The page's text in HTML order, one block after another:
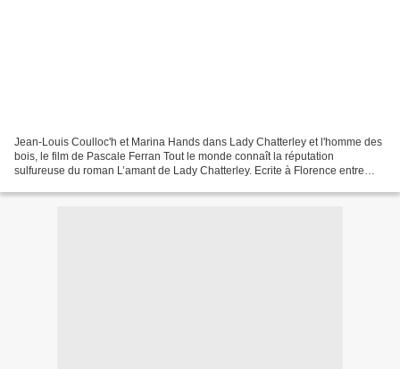
Jean-Louis Coulloc'h et Marina Hands dans Lady Chatterley et l'homme des
bois, le film de Pascale Ferran Tout le monde connaît la réputation
sulfureuse du roman L’amant de Lady Chatterley. Ecrite à Florence entre